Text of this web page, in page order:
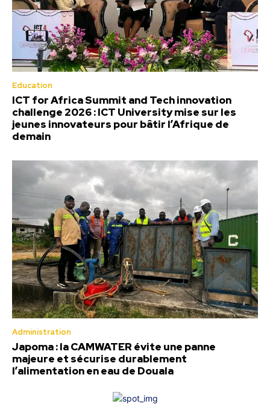
Education
ICT for Africa Summit and Tech innovation
challenge 2026 : ICT University mise sur les
jeunes innovateurs pour bâtir l’Afrique de
demain
Administration
Japoma : la CAMWATER évite une panne
majeure et sécurise durablement
l’alimentation en eau de Douala